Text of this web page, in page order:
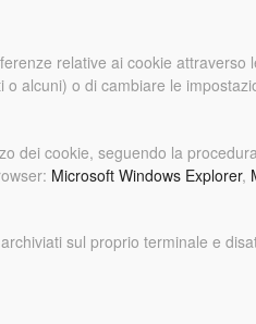
relative ai cookie
alcuni) o di cambiare le
dei cookie, seguendo la
Microsoft Windows Explorer,
sul proprio terminale e